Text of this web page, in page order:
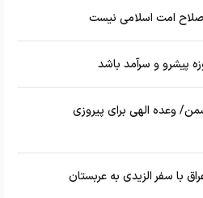
صلاح امت اسلامی نیست
پیشرو و سرآمد باشد
وعده الهی برای پیروزی
با سفر الزیدی به عربستان